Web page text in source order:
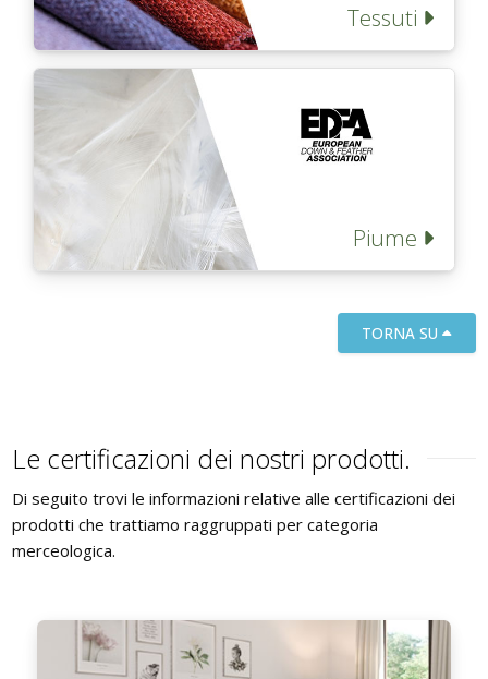
Tessuti
Piume
TORNA SU
Le certificazioni dei nostri prodotti.
Di seguito trovi le informazioni relative alle certificazioni dei
prodotti che trattiamo raggruppati per categoria
merceologica.